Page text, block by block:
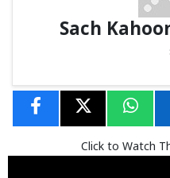
Sach
Click to Watch